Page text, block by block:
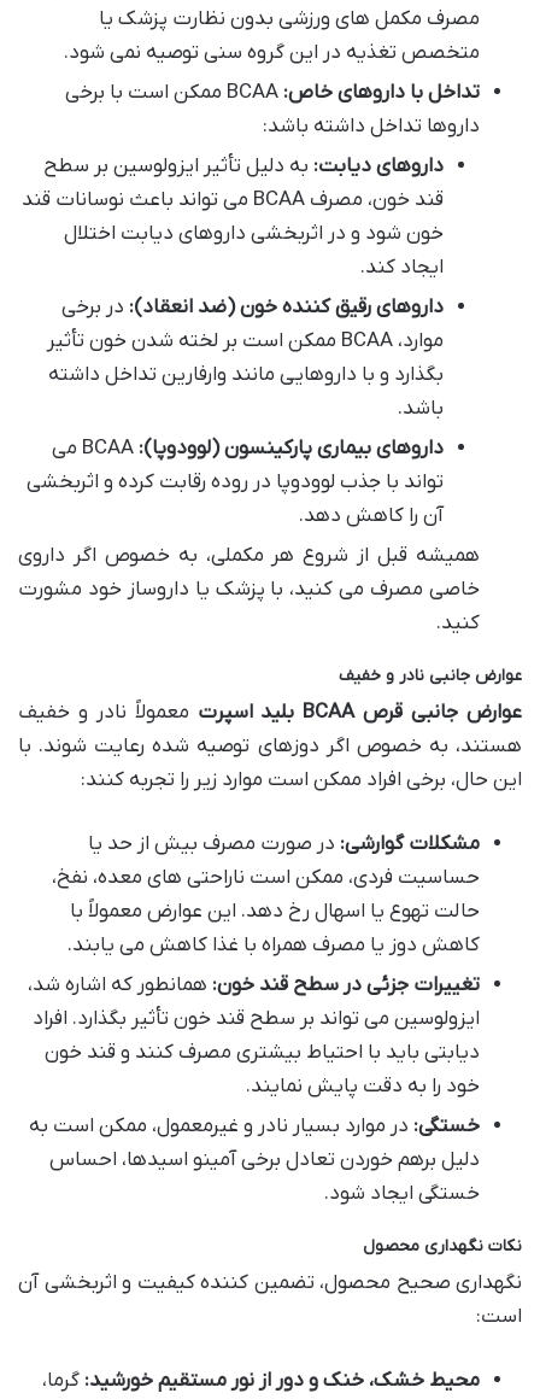
مصرف مکمل های ورزشی بدون نظارت پزشک یا
متخصص تغذیه در این گروه سنی توصیه نمی شود.
تداخل با داروهای خاص:
BCAA ممکن است با برخی
داروها تداخل داشته باشد:
داروهای دیابت: به دلیل تأثیر ایزولوسین بر سطح
قند خون، مصرف BCAA می تواند باعث نوسانات قند
خون شود و در اثربخشی داروهای دیابت اختلال
ایجاد کند.
داروهای رقیق کننده خون (ضد انعقاد): در برخی
موارد، BCAA ممکن است بر لخته شدن خون تأثیر
بگذارد و با داروهایی مانند وارفارین تداخل داشته
باشد.
داروهای بیماری پارکینسون (لوودوپا):
BCAA می
تواند با جذب لوودوپا در روده رقابت کرده و اثربخشی
آن را کاهش دهد.
همیشه قبل از شروع هر مکملی، به خصوص اگر داروی
خاصی مصرف می کنید، با پزشک یا داروساز خود مشورت
کنید.
عوارض جانبی نادر و خفیف
عوارض جانبی قرص BCAA بلید اسپرت
معمولاً نادر و خفیف
هستند، به خصوص اگر دوزهای توصیه شده رعایت شوند. با
این حال، برخی افراد ممکن است موارد زیر را تجربه کنند:
مشکلات گوارشی: در صورت مصرف بیش از حد یا
حساسیت فردی، ممکن است ناراحتی های معده، نفخ،
حالت تهوع یا اسهال رخ دهد. این عوارض معمولاً با
کاهش دوز یا مصرف همراه با غذا کاهش می یابند.
تغییرات جزئی در سطح قند خون: همانطور که اشاره شد،
ایزولوسین می تواند بر سطح قند خون تأثیر بگذارد. افراد
دیابتی باید با احتیاط بیشتری مصرف کنند و قند خون
خود را به دقت پایش نمایند.
خستگی: در موارد بسیار نادر و غیرمعمول، ممکن است به
دلیل برهم خوردن تعادل برخی آمینو اسیدها، احساس
خستگی ایجاد شود.
نکات نگهداری محصول
نگهداری صحیح محصول، تضمین کننده کیفیت و اثربخشی آن
است:
محیط خشک، خنک و دور از نور مستقیم خورشید: گرما،